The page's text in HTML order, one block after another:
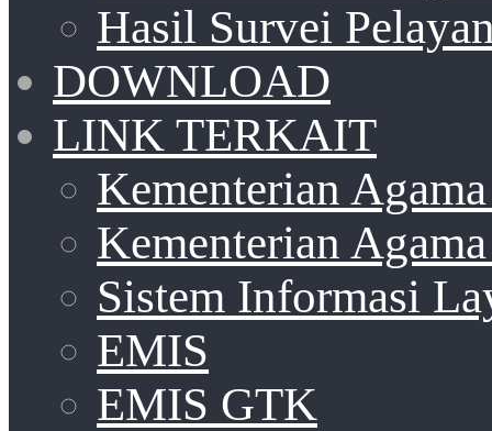
Hasil Survei
DOWNLOAD
LINK TERKAIT
Kementerian
Kementerian
Sistem Informasi
EMIS
EMIS GTK